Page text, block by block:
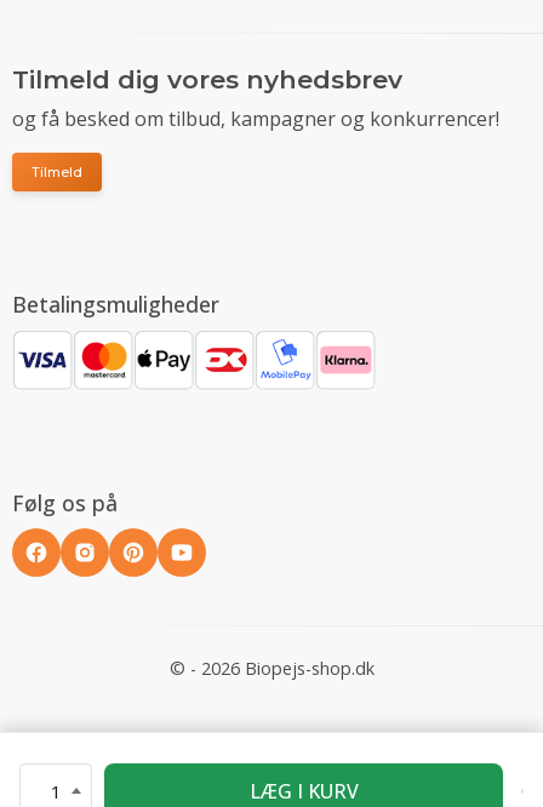
1 LÆG I KURV
Tilmeld dig vores nyhedsbrev
og få besked om tilbud, kampagner og konkurrencer!
Tilmeld
Betalingsmuligheder
Følg os på
© - 2026 Biopejs-shop.dk